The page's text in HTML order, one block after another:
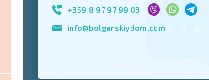
+359 8 97 97 99 03
info@bolgarskiydom.com